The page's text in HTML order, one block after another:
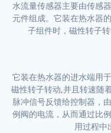
水流量传感器主要由传感
元件组成。它装在热水器
子组件时，磁性转子
它装在热水器的进水端用
磁性转子转动,并且转速随
脉冲信号反馈给控制器，
例阀的电流，从而通过比
用过程中